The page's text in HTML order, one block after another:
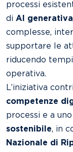
processi
di AI generativa
complesse,
supportare le
riducendo
operativa.
L’iniziativa
competenze
processi e a
sostenibile, in
Nazionale di